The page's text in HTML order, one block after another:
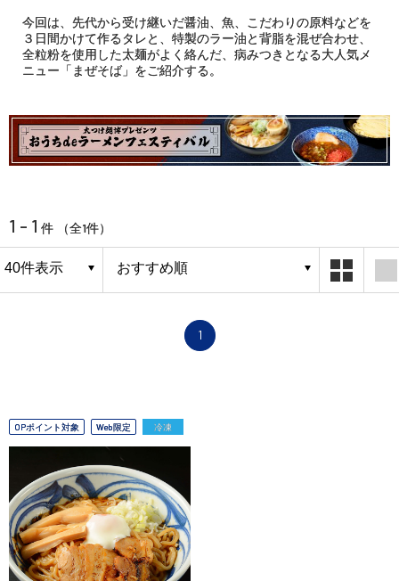
今回は、先代から受け継いだ醤油、魚、こだわりの原料などを
３日間かけて作るタレと、特製のラー油と背脂を混ぜ合わせ、
全粒粉を使用した太麺がよく絡んだ、病みつきとなる大人気メ
ニュー「まぜそば」をご紹介する。
1 - 1 件 （全1件）
1
OPポイント対象 Web限定 冷凍